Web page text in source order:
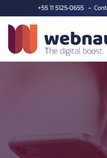
+55 11 5125-0655–